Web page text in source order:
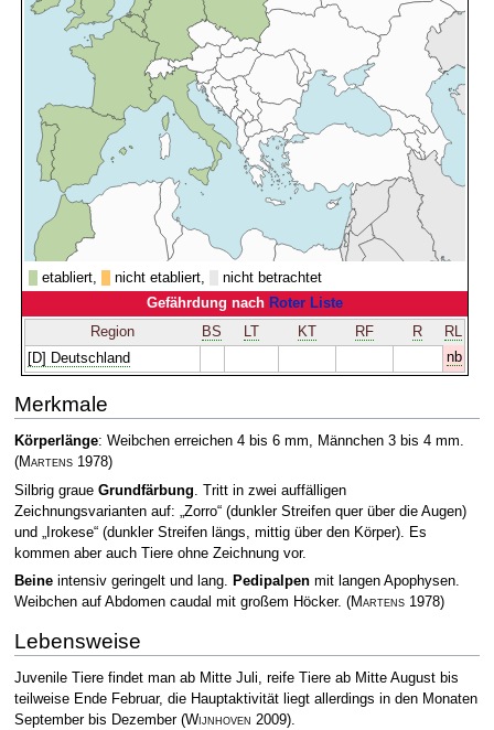
etabliert, nicht etabliert,
nicht betrachtet
Gefährdung nach Roter Liste
Region
BS LT KT RF R
RL
[D] Deutschland
nb
Merkmale
Körperlänge: Weibchen erreichen 4 bis 6 mm, Männchen 3 bis 4 mm.
(Martens1978)
Silbrig graue Grundfärbung . Tritt in zwei auffälligen
Zeichnungsvarianten auf: „Zorro“ (dunkler Streifen quer über die Augen)
und „Irokese“ (dunkler Streifen längs, mittig über den Körper). Es
kommen aber auch Tiere ohne Zeichnung vor.
Beineintensiv geringelt und lang. Pedipalpenmit langen Apophysen.
Weibchen auf Abdomen caudal mit großem Höcker. (Martens1978)
Lebensweise
Juvenile Tiere findet man ab Mitte Juli, reife Tiere ab Mitte August bis
teilweise Ende Februar, die Hauptaktivität liegt allerdings in den Monaten
September bis Dezember (Wijnhoven 2009).